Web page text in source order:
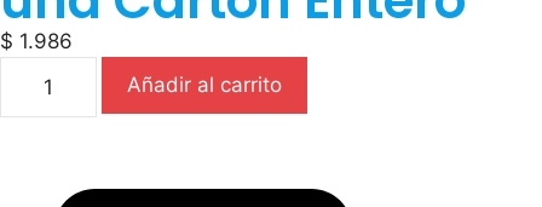
$ 1.986
Añadir al carrito